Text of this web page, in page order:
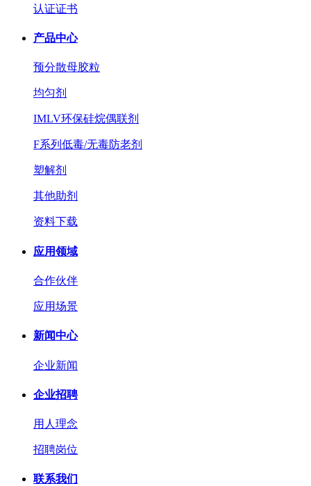
认证证书
产品中心
预分散母胶粒
均匀剂
IMLV环保硅烷偶联剂
F系列低毒/无毒防老剂
塑解剂
其他助剂
资料下载
应用领域
合作伙伴
应用场景
新闻中心
企业新闻
企业招聘
用人理念
招聘岗位
联系我们